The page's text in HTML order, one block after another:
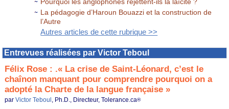
La pédagogie d’Haroun Bouazzi et la construction de
l’Autre
Autres articles de cette rubrique >>
Entrevues réalisées par Victor Teboul
Félix Rose : .« La crise de Saint-Léonard, c’est le
chaînon manquant pour comprendre pourquoi on a
adopté la Charte de la langue française »
parVictor Teboul, Ph.D., Directeur, Tolerance.ca®